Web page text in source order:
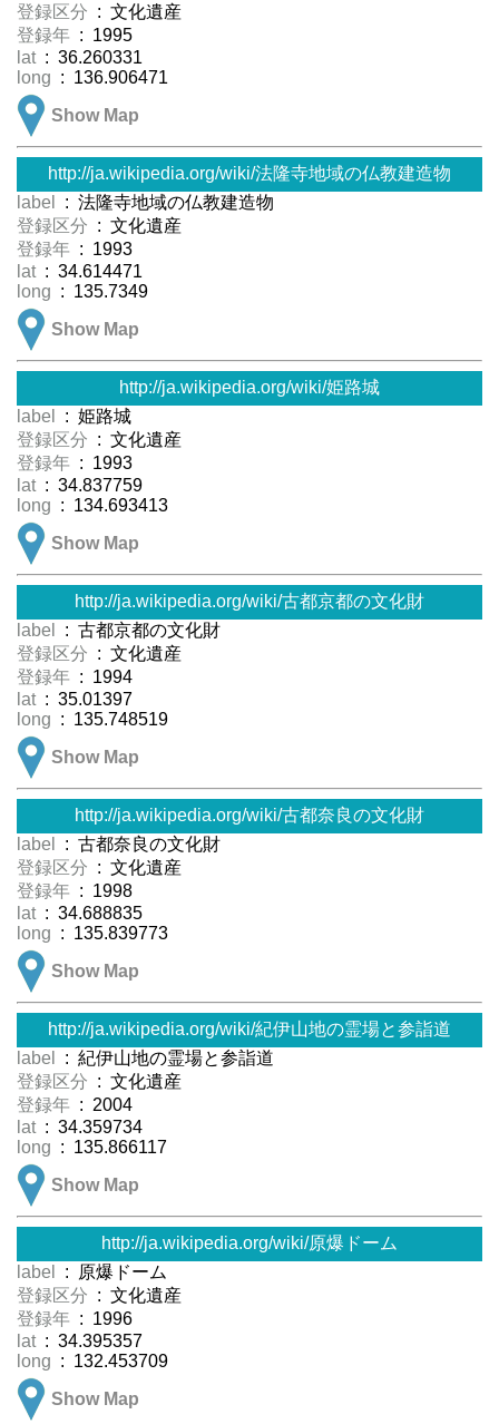
登録区分 : 文化遺産
登録年 : 1995
lat : 36.260331
long : 136.906471
Show Map
http://ja.wikipedia.org/wiki/法隆寺地域の仏教建造物
label
: 法隆寺地域の仏教建造物
登録区分 : 文化遺産
登録年 : 1993
lat : 34.614471
long : 135.7349
Show Map
http://ja.wikipedia.org/wiki/姫路城
label
: 姫路城
登録区分 : 文化遺産
登録年 : 1993
lat : 34.837759
long : 134.693413
Show Map
http://ja.wikipedia.org/wiki/古都京都の文化財
label
: 古都京都の文化財
登録区分 : 文化遺産
登録年 : 1994
lat : 35.01397
long : 135.748519
Show Map
http://ja.wikipedia.org/wiki/古都奈良の文化財
label
: 古都奈良の文化財
登録区分 : 文化遺産
登録年 : 1998
lat : 34.688835
long : 135.839773
Show Map
http://ja.wikipedia.org/wiki/紀伊山地の霊場と参詣道
label
: 紀伊山地の霊場と参詣道
登録区分 : 文化遺産
登録年 : 2004
lat : 34.359734
long : 135.866117
Show Map
http://ja.wikipedia.org/wiki/原爆ドーム
label
: 原爆ドーム
登録区分 : 文化遺産
登録年 : 1996
lat : 34.395357
long : 132.453709
Show Map